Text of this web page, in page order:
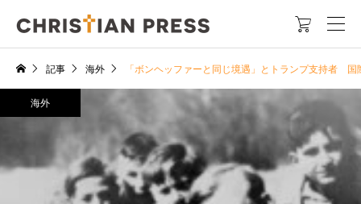

記事 海外 「ボンヘッファーと同じ境遇」とトランプ支持者
海外